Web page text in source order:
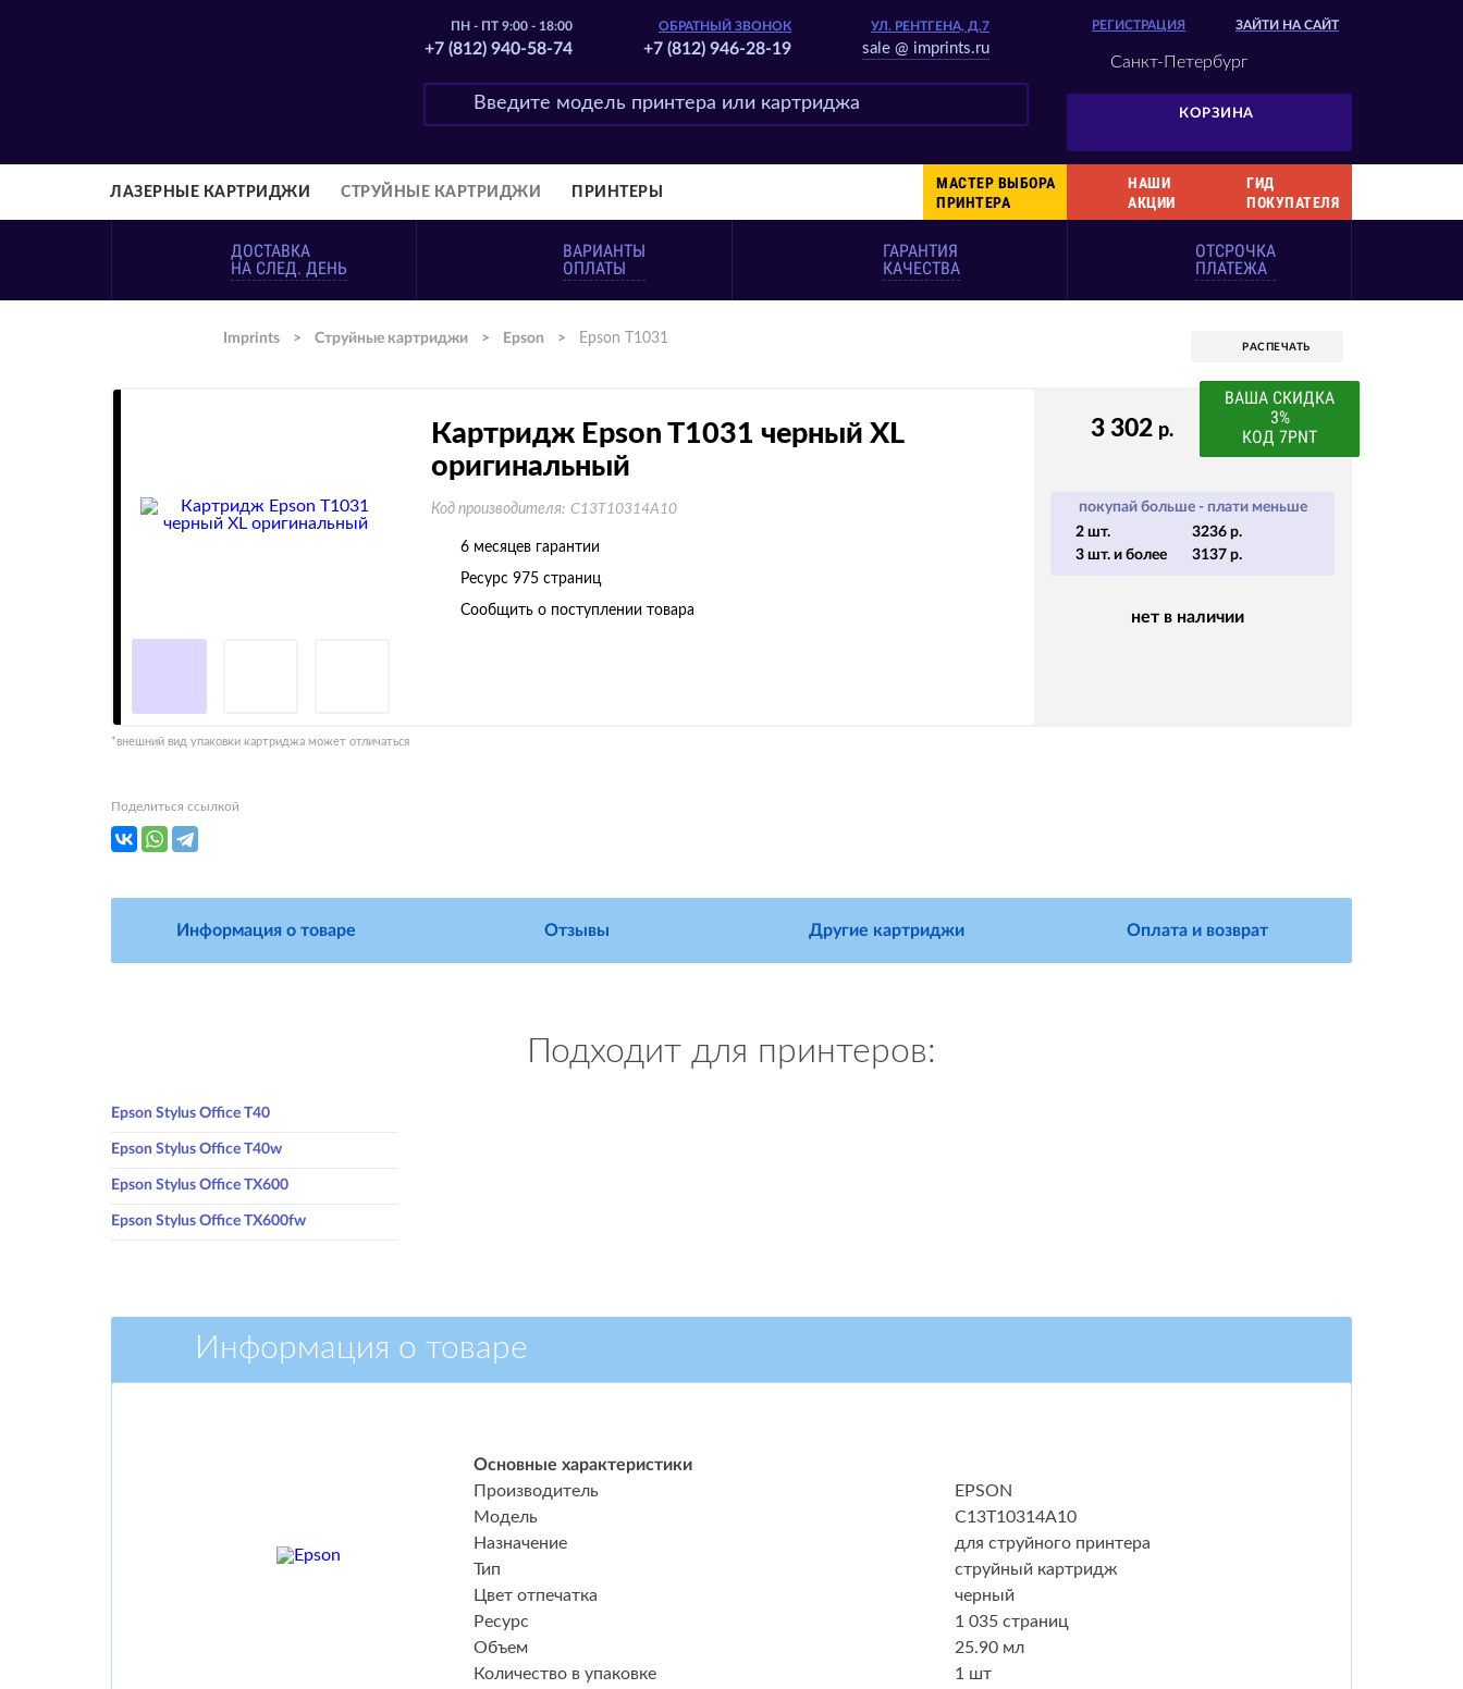
КОРЗИНА
РЕГИСТРАЦИЯ ЗАЙТИ НА САЙТ
Санкт-Петербург
ПН - ПТ 9:00 - 18:00
+7 (812) 940-58-74
ОБРАТНЫЙ ЗВОНОК
+7 (812) 946-28-19
УЛ. РЕНТГЕНА, Д.7
sale @ imprints.ru
НАШИ
АКЦИИ
ГИД
ПОКУПАТЕЛЯ
МАСТЕР ВЫБОРА
ПРИНТЕРА
ЛАЗЕРНЫЕ КАРТРИДЖИ СТРУЙНЫЕ КАРТРИДЖИ ПРИНТЕРЫ
ДОСТАВКА
НА СЛЕД. ДЕНЬ
ВАРИАНТЫ
ОПЛАТЫ
ГАРАНТИЯ
КАЧЕСТВА
ОТСРОЧКА
ПЛАТЕЖА
Imprints > Струйные картриджи > Epson > Epson T1031
РАСПЕЧАТЬ
ВАША СКИДКА
3%
КОД 7PNT
3 302 р.
покупай больше - плати меньше
2 шт.
3236 р.
3 шт. и более
3137 р.
нет в наличии
Картридж Epson T1031 черный XL
оригинальный
Код производителя: C13T10314A10
6 месяцев гарантии
Ресурс 975 страниц
Сообщить о поступлении товара
*внешний вид упаковки картриджа может отличаться
Поделиться ссылкой
Информация о товаре Отзывы Другие картриджи Оплата и возврат
Подходит для принтеров:
Epson Stylus Office T40
Epson Stylus Office T40w
Epson Stylus Office TX600
Epson Stylus Office TX600fw
Информация о товаре
Основные характеристики
EPSON
Производитель
C13T10314A10
Модель
для струйного принтера
Назначение
струйный картридж
Тип
черный
Цвет отпечатка
1 035 страниц
Ресурс
25.90 мл
Объем
1 шт
Количество в упаковке